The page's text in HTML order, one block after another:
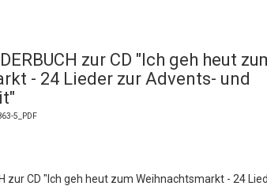
zur CD "Ich geh heut
- 24 Lieder zur Advents- und
5_PDF
zur CD "Ich geh heut zum Weihnachtsmarkt - 24